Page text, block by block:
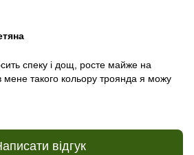
спеку і дощ, росте майже на
мене такого кольору троянда я можу
відгук